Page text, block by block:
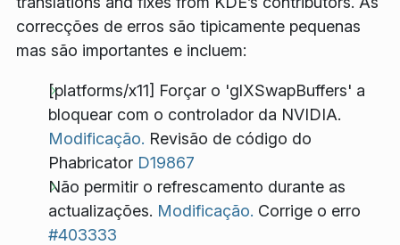
correcções de erros são tipicamente pequenas
mas são importantes e incluem:
[platforms/x11] Forçar o 'glXSwapBuffers' a
bloquear com o controlador da NVIDIA.
Modificação. Revisão de código do
Phabricator D19867
Não permitir o refrescamento durante as
actualizações. Modificação. Corrige o erro
#403333